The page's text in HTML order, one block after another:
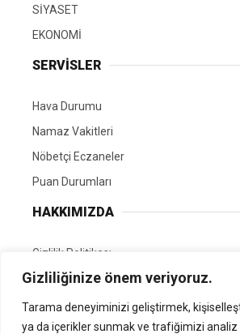
Gizliliğinize önem veriyoruz.
Tarama deneyiminizi geliştirmek,
ya da içerikler sunmak ve trafiğimizi analiz
SİYASET
EKONOMİ
SERVİSLER
Hava Durumu
Namaz Vakitleri
Nöbetçi Eczaneler
Puan Durumları
HAKKIMIZDA
Gizlilik Politikası
GÖNÜLLÜ EDİTÖRÜMÜZ OL